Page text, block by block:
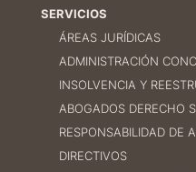
SERVICIOS
ÁREAS JURÍDICAS
ADMINISTRACIÓN
INSOLVENCIA Y
ABOGADOS DERECHO
RESPONSABILIDAD DE
DIRECTIVOS